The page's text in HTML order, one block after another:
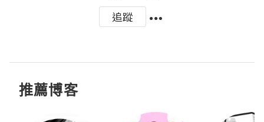
追蹤
推薦博客